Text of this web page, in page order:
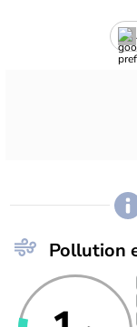
Pollution